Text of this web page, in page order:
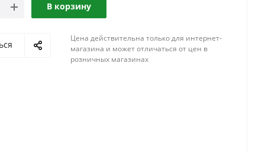
В корзину
Цена действительна только для интернет-
магазина и может отличаться от цен в
розничных магазинах